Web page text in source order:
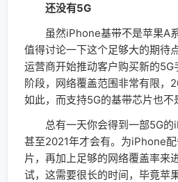
还没有5G
虽然iPhone基带不是苹果A系
值得讨论一下这个足够大的期待
运营商开始推动客户购买新的
阶段，网络覆盖范围非常有限，
如此，而支持5G的基带芯片也不
总有一天你会得到一部5G的
甚至2021年才会有。为iPhone
片，再加上足够的网络覆盖率来
试，这需要很长的时间，毕竟苹